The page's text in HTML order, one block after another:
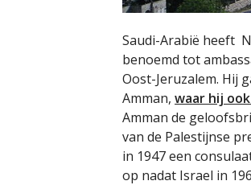
Saudi-Arabië heeft
benoemd tot
Oost-Jeruzalem. Hij
Amman, waar hij
Amman de
van de Palestijnse
in 1947 een
op nadat Israel in